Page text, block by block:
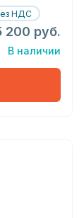
НДС
200 руб.
В наличии